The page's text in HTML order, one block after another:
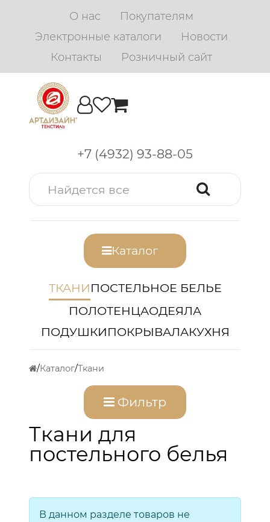
О нас
Покупателям
Электронные каталоги
Новости
Контакты
Розничный сайт
+7 (4932) 93-88-05
Каталог
ТКАНИПОСТЕЛЬНОЕ БЕЛЬЕ
ПОЛОТЕНЦАОДЕЯЛА
ПОДУШКИПОКРЫВАЛАКУХНЯ
Каталог Ткани
Фильтр
Ткани для
постельного белья
В данном разделе товаров не